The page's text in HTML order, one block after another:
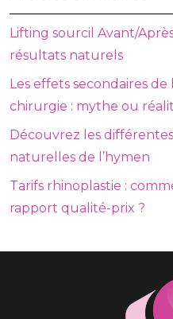
Lifting sourcil Avant/
résultats naturels
Les effets secondaires
chirurgie : mythe ou
Découvrez les
naturelles de l’hymen
Tarifs rhinoplastie :
rapport qualité-prix ?